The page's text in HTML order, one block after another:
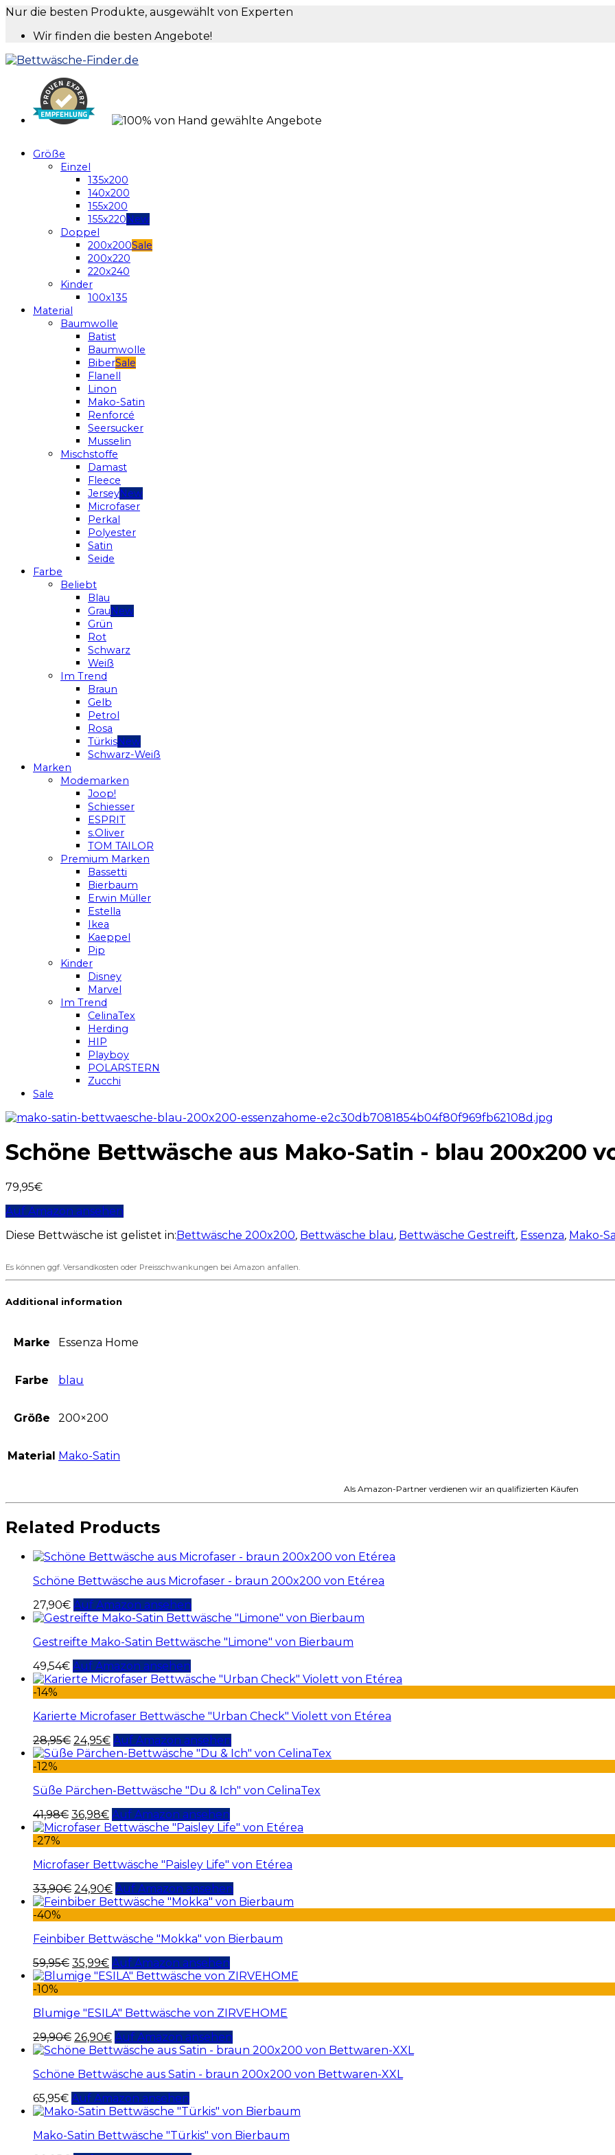
Nur die besten Produkte, ausgewählt von Experten
Wir finden die besten Angebote!
Größe
Einzel
135x200
140x200
155x200
155x220
Doppel
200x200
200x220
220x240
Kinder
100x135
Material
Baumwolle
Batist
Baumwolle
Biber
Flanell
Linon
Mako-Satin
Renforcé
Seersucker
Musselin
Mischstoffe
Damast
Fleece
Jersey
Microfaser
Perkal
Polyester
Satin
Seide
Farbe
Beliebt
Blau
Grau
Grün
Rot
Schwarz
Weiß
Im Trend
Braun
Gelb
Petrol
Rosa
Türkis
Schwarz-Weiß
Marken
Modemarken
Joop!
Schiesser
ESPRIT
s.Oliver
TOM TAILOR
Premium Marken
Bassetti
Bierbaum
Erwin Müller
Estella
Ikea
Kaeppel
Pip
Kinder
Disney
Marvel
Im Trend
CelinaTex
Herding
HIP
Playboy
POLARSTERN
Zucchi
Sale
Schöne Bettwäsche aus Mako-Satin - blau 200x200
79,95€
Auf Amazon ansehen
Diese Bettwäsche ist gelistet in:Bettwäsche 200x200, Bettwäsche blau, Bettwäsche Gestreift, Essenza, Mako-
Es können ggf. Versandkosten oder Preisschwankungen bei Amazon anfallen.
Additional information
Marke Essenza Home
Farbe blau
Größe 200×200
Material Mako-Satin
Als Amazon-Partner verdienen wir an qualifizierten Käufen
Related Products
Schöne Bettwäsche aus Microfaser - braun 200x200 von Etérea
27,90€ Auf Amazon ansehen
Gestreifte Mako-Satin Bettwäsche "Limone" von Bierbaum
49,54€ Auf Amazon ansehen
-14%
Karierte Microfaser Bettwäsche "Urban Check" Violett von Etérea
28,95€ 24,95€ Auf Amazon ansehen
-12%
Süße Pärchen-Bettwäsche "Du & Ich" von CelinaTex
41,98€ 36,98€ Auf Amazon ansehen
-27%
Microfaser Bettwäsche "Paisley Life" von Etérea
33,90€ 24,90€ Auf Amazon ansehen
-40%
Feinbiber Bettwäsche "Mokka" von Bierbaum
59,95€ 35,99€ Auf Amazon ansehen
-10%
Blumige "ESILA" Bettwäsche von ZIRVEHOME
29,90€ 26,90€ Auf Amazon ansehen
Schöne Bettwäsche aus Satin - braun 200x200 von Bettwaren-XXL
65,95€ Auf Amazon ansehen
Mako-Satin Bettwäsche "Türkis" von Bierbaum